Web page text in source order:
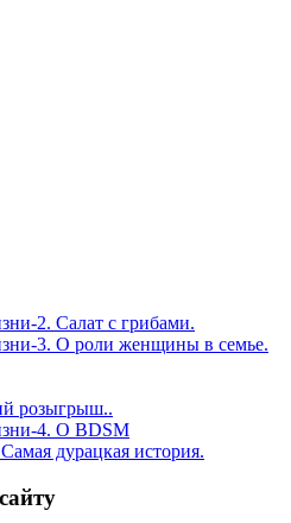
2. Салат с грибами.
3. О роли женщины в семье.
розыгрыш..
4. О BDSM
дурацкая история.